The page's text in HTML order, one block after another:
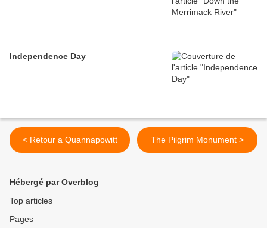
Independence Day
< Retour a Quannapowitt The Pilgrim Monument >
Hébergé par Overblog
Top articles
Pages